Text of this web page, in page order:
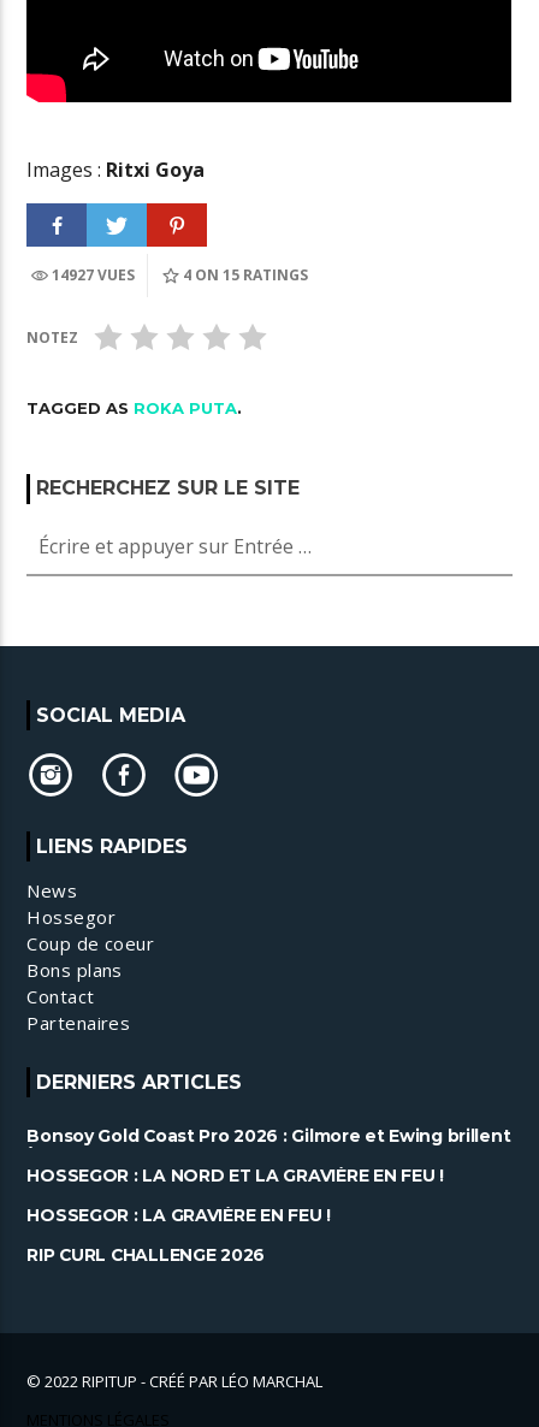
Images : Ritxi Goya
14927 VUES 4 ON 15 RATINGS
NOTEZ
TAGGED AS ROKA PUTA.
RECHERCHEZ SUR LE SITE
SOCIAL MEDIA
LIENS RAPIDES
News
Hossegor
Coup de coeur
Bons plans
Contact
Partenaires
DERNIERS ARTICLES
Bonsoy Gold Coast Pro 2026 : Gilmore et Ewing brillent
à Snapper ......
HOSSEGOR : LA NORD ET LA GRAVIÈRE EN FEU !
HOSSEGOR : LA GRAVIÈRE EN FEU !
RIP CURL CHALLENGE 2026
© 2022 RIPITUP - CRÉÉ PAR LÉO MARCHAL
MENTIONS LÉGALES